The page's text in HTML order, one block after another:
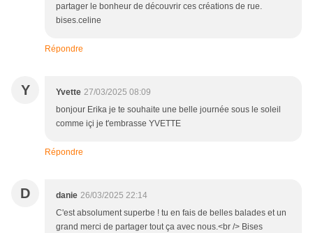
partager le bonheur de découvrir ces créations de rue.
bises.celine
Répondre
Y Yvette 27/03/2025 08:09
bonjour Erika je te souhaite une belle journée sous le soleil
comme içi je t'embrasse YVETTE
Répondre
D danie 26/03/2025 22:14
C'est absolument superbe ! tu en fais de belles balades et un
grand merci de partager tout ça avec nous.<br /> Bises